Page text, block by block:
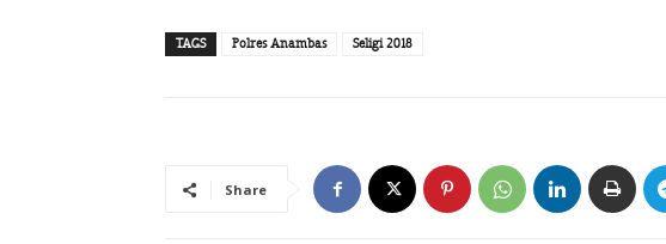
TAGS Polres Anambas Seligi 2018
Share